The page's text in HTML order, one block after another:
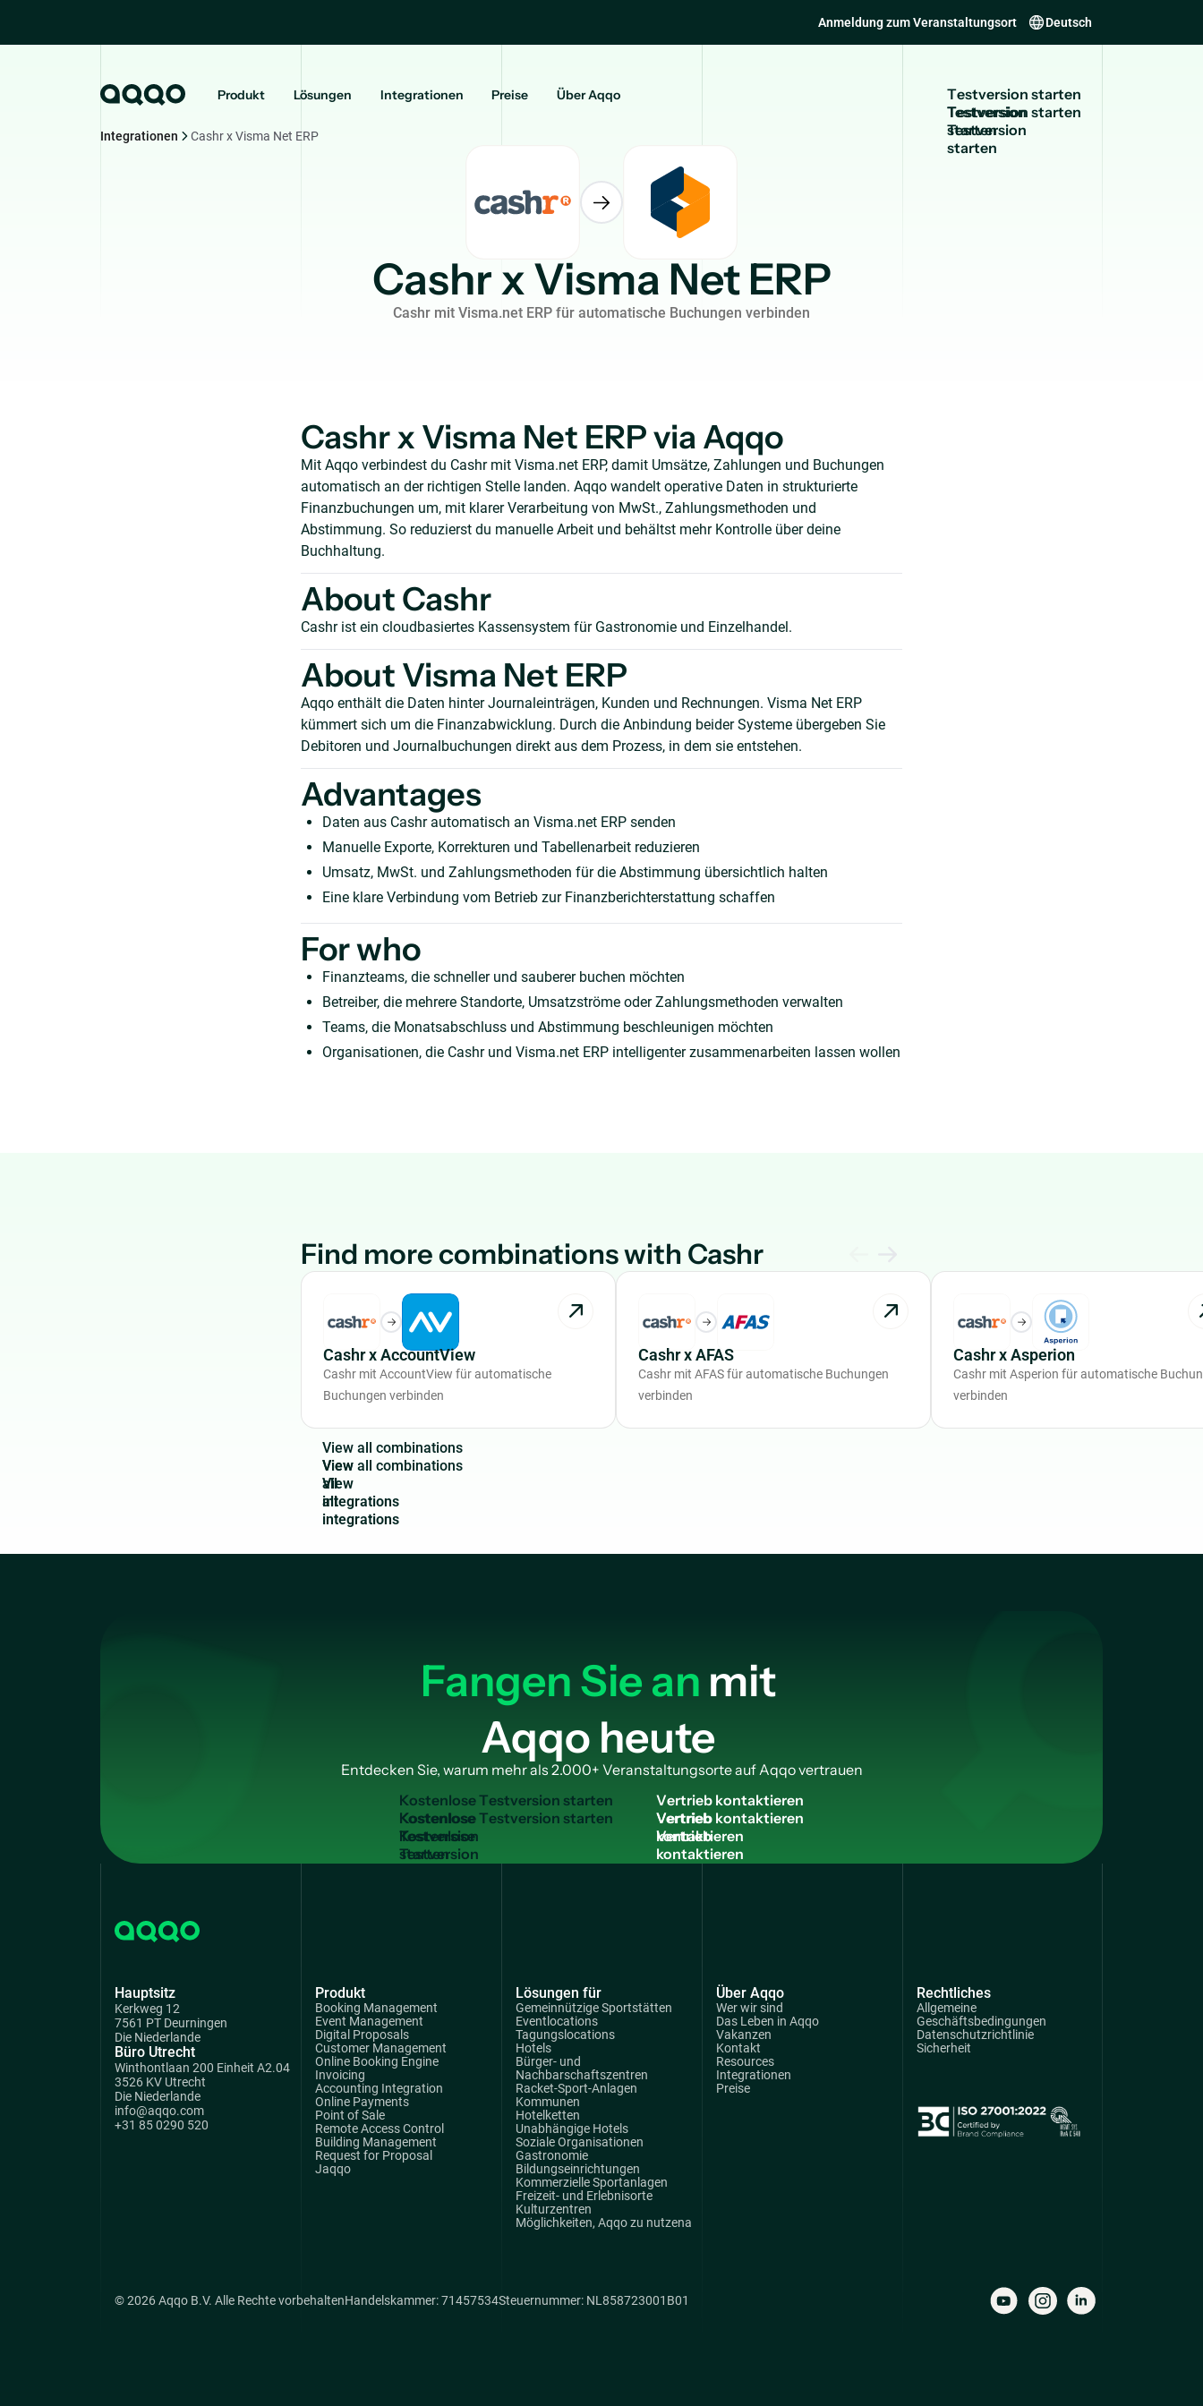
Anmeldung zum Veranstaltungsort Deutsch
Produkt Lösungen Integrationen Preise Über Aqqo Testversionstarten
Testversion
starten
Integrationen Cashr x Visma Net ERP
Cashr x Visma Net ERP
Cashr mit Visma.net ERP für automatische Buchungen verbinden
Cashr x Visma Net ERP via Aqqo
Mit Aqqo verbindest du Cashr mit Visma.net ERP, damit Umsätze, Zahlungen und Buchungen
automatisch an der richtigen Stelle landen. Aqqo wandelt operative Daten in strukturierte
Finanzbuchungen um, mit klarer Verarbeitung von MwSt., Zahlungsmethoden und
Abstimmung. So reduzierst du manuelle Arbeit und behältst mehr Kontrolle über deine
Buchhaltung.
About Cashr
Cashr ist ein cloudbasiertes Kassensystem für Gastronomie und Einzelhandel.
About Visma Net ERP
Aqqo enthält die Daten hinter Journaleinträgen, Kunden und Rechnungen. Visma Net ERP
kümmert sich um die Finanzabwicklung. Durch die Anbindung beider Systeme übergeben Sie
Debitoren und Journalbuchungen direkt aus dem Prozess, in dem sie entstehen.
Advantages
Daten aus Cashr automatisch an Visma.net ERP senden
Manuelle Exporte, Korrekturen und Tabellenarbeit reduzieren
Umsatz, MwSt. und Zahlungsmethoden für die Abstimmung übersichtlich halten
Eine klare Verbindung vom Betrieb zur Finanzberichterstattung schaffen
For who
Finanzteams, die schneller und sauberer buchen möchten
Betreiber, die mehrere Standorte, Umsatzströme oder Zahlungsmethoden verwalten
Teams, die Monatsabschluss und Abstimmung beschleunigen möchten
Organisationen, die Cashr und Visma.net ERP intelligenter zusammenarbeiten lassen wollen
Find more combinations with Cashr
Cashr x AccountView
Cashr mit AccountView für automatische
Buchungen verbinden
Cashr x AFAS
Cashr mit AFAS für automatische Buchungen
verbinden
Cashr x Asperion
Cashr mit Asperion für automatische
verbinden
View all combinations
View
all
integrations
Fangen Sie an mit
Aqqo heute
Entdecken Sie, warum mehr als 2.000+ Veranstaltungsorte auf Aqqo vertrauen
KostenloseTestversion starten
Kostenlose
Testversion
starten
Vertriebkontaktieren
Vertrieb
kontaktieren
Hauptsitz
Kerkweg 12
7561 PT Deurningen
Die Niederlande
Büro Utrecht
Winthontlaan 200 Einheit A2.04
3526 KV Utrecht
Die Niederlande
info@aqqo.com
+31 85 0290 520
Produkt
Booking Management
Event Management
Digital Proposals
Customer Management
Online Booking Engine
Invoicing
Accounting Integration
Online Payments
Point of Sale
Remote Access Control
Building Management
Request for Proposal
Jaqqo
Lösungen für
Gemeinnützige Sportstätten
Eventlocations
Tagungslocations
Hotels
Bürger- und
Nachbarschaftszentren
Racket-Sport-Anlagen
Kommunen
Hotelketten
Unabhängige Hotels
Soziale Organisationen
Gastronomie
Bildungseinrichtungen
Kommerzielle Sportanlagen
Freizeit- und Erlebnisorte
Kulturzentren
Möglichkeiten, Aqqo zu nutzena
Über Aqqo
Wer wir sind
Das Leben in Aqqo
Vakanzen
Kontakt
Resources
Integrationen
Preise
Rechtliches
Allgemeine
Geschäftsbedingungen
Datenschutzrichtlinie
Sicherheit
© 2026 Aqqo B.V. Alle Rechte vorbehaltenHandelskammer: 71457534Steuernummer: NL858723001B01